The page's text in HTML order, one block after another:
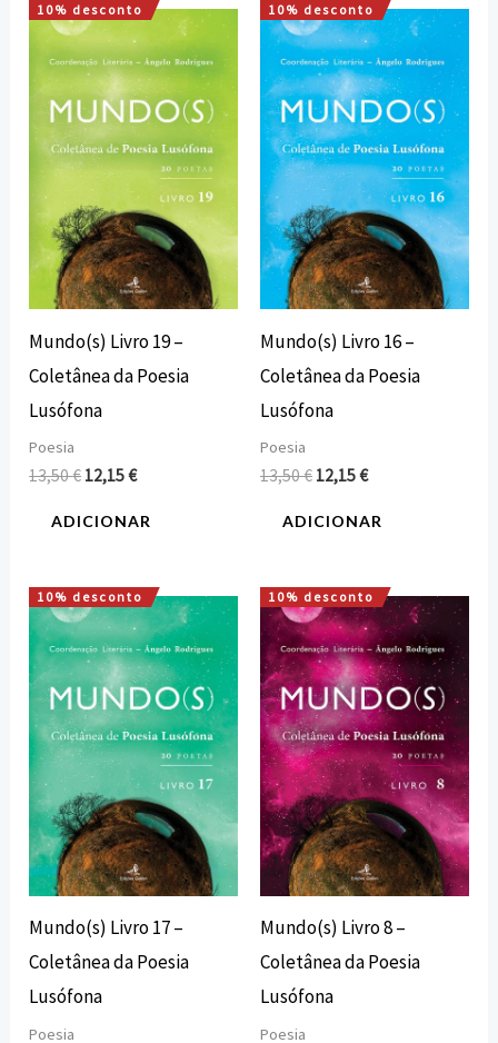
10% desconto
Mundo(s) Livro 19 –
Coletânea da Poesia
Lusófona
Poesia
13,50€
O
preço
original
era:
13,50 €.
12,15€
O
preço
atual
é:
12,15 €.
ADICIONAR
10% desconto
Mundo(s) Livro 16 –
Coletânea da Poesia
Lusófona
Poesia
13,50€
O
preço
original
era:
13,50 €.
12,15€
O
preço
atual
é:
12,15 €.
ADICIONAR
10% desconto
Mundo(s) Livro 17 –
Coletânea da Poesia
Lusófona
Poesia
O
preço
original
era:
13,50 €.
O
preço
atual
é:
12,15 €.
10% desconto
Mundo(s) Livro 8 –
Coletânea da Poesia
Lusófona
Poesia
O
preço
original
era:
13,50 €.
O
preço
atual
é:
12,15 €.